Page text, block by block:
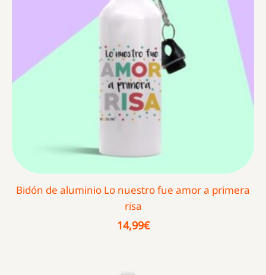
Bidón de aluminio Lo nuestro fue amor a primera
risa
14,99€